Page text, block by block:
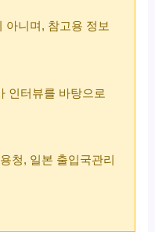
아니며, 참고용 정보
인터뷰를 바탕으로
청, 일본 출입국관리